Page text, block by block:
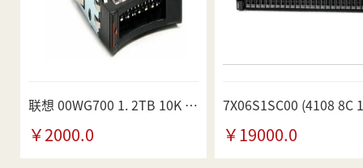
联想 00WG700 1. 2TB 10K 12Gbps装机配件
￥2000.0 ￥19000.0